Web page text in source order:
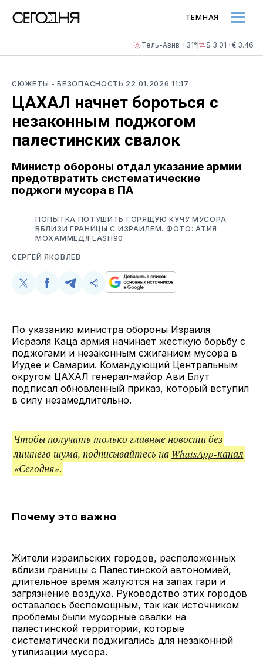
Тель-Авив +31° $ 3.01 · € 3.46
ТЕМНАЯ
СЮЖЕТЫ - БЕЗОПАСНОСТЬ 22.01.2026 11:17
ЦАХАЛ начнет бороться с
незаконным поджогом
палестинских свалок
Министр обороны отдал указание армии
предотвратить систематические
поджоги мусора в ПА
ПОПЫТКА ПОТУШИТЬ ГОРЯЩУЮ КУЧУ МУСОРА
ВБЛИЗИ ГРАНИЦЫ С ИЗРАИЛЕМ. ФОТО: АТИЯ
МОХАММЕД/FLASH90
СЕРГЕЙ ЯКОВЛЕВ
Поделиться
Twitter
Поделиться
Facebook
Поделиться
Telegram
Скопируйте
поделитесь
По указанию министра обороны Израиля
Исраэля Каца армия начинает жесткую борьбу с
поджогами и незаконным сжиганием мусора в
Иудее и Самарии. Командующий Центральным
округом ЦАХАЛ генерал-майор Ави Блут
подписал обновленный приказ, который вступил
в силу незамедлительно.
Чтобы получать только главные новости без
лишнего шума, подписывайтесь на WhatsApp-канал
«Сегодня».
Почему это важно
Жители израильских городов, расположенных
вблизи границы с Палестинской автономией,
длительное время жалуются на запах гари и
загрязнение воздуха. Руководство этих городов
оставалось беспомощным, так как источником
проблемы были мусорные свалки на
палестинской территории, которые
систематически поджигались для незаконной
утилизации мусора.